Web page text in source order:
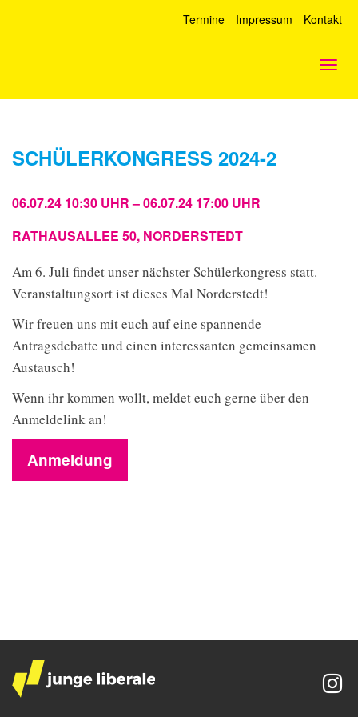
Termine Impressum Kontakt
SCHÜLERKONGRESS 2024-2
06.07.24 10:30 UHR – 06.07.24 17:00 UHR
RATHAUSALLEE 50, NORDERSTEDT
Am 6. Juli findet unser nächster Schülerkongress statt.
Veranstaltungsort ist dieses Mal Norderstedt!
Wir freuen uns mit euch auf eine spannende
Antragsdebatte und einen interessanten gemeinsamen
Austausch!
Wenn ihr kommen wollt, meldet euch gerne über den
Anmeldelink an!
Anmeldung